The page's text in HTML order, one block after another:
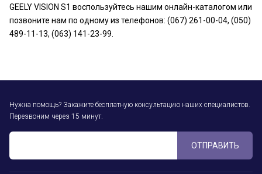
GEELY VISION S1 воспользуйтесь нашим онлайн-каталогом или
позвоните нам по одному из телефонов: (067) 261-00-04, (050)
489-11-13, (063) 141-23-99.
Нужна помощь? Закажите бесплатную консультацию наших специалистов.
Перезвоним через 15 минут.
ОТПРАВИТЬ